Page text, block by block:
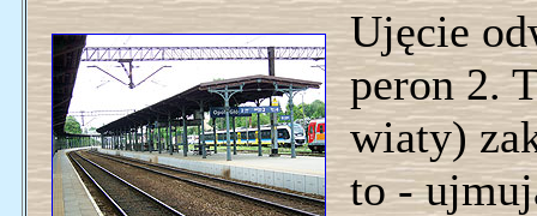
Ujęcie
peron 2.
wiaty)
to -